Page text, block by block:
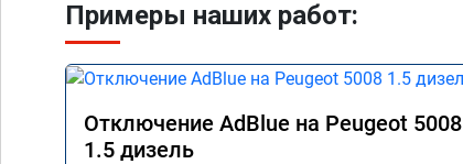
Примеры наших работ:
Отключение AdBlue на Peugeot 5008
1.5 дизель